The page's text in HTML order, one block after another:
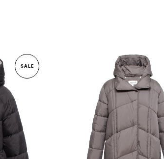
SALE